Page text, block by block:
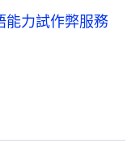
能力試作弊服務